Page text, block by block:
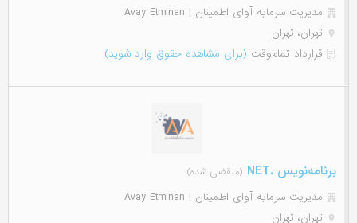
مدیریت سرمایه آوای اطمینان | Avay Etminan
تهران، تهران
قرارداد تمام‌وقت (برای مشاهده حقوق وارد شوید)
برنامه‌نویس .NET (منقضی شده)
مدیریت سرمایه آوای اطمینان | Avay Etminan
تهران، تهران